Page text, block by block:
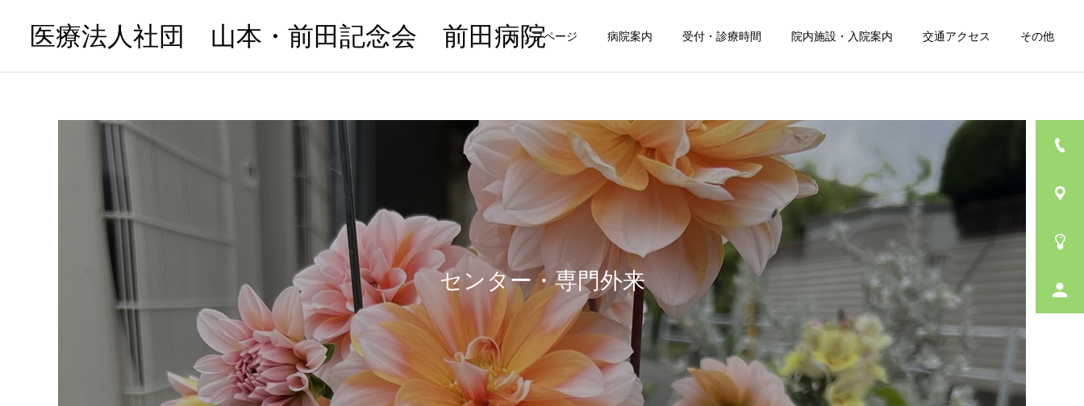
医療法人社団 山本・前田記念会 前田病院
トップページ 病院案内 受付・診療時間 院内施設・入院案内 交通アクセス その他
センター・専門外来